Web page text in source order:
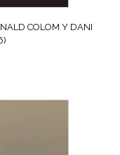
COLOM Y DANI